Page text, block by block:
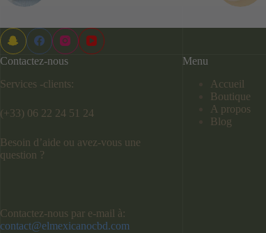
Contactez-nous
Services -clients:
(+33) 06 22 24 51 24
Besoin d’aide ou avez-vous une
question ?
Contactez-nous par e-mail à:
contact@elmexicanocbd.com
Menu
Accueil
Boutique
A propos
Blog